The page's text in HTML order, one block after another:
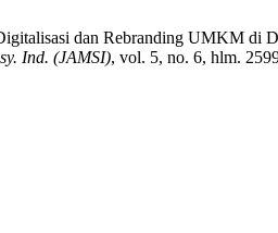
dan Rebranding UMKM di
Ind. (JAMSI), vol. 5, no. 6, hlm.